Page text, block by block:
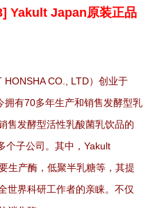
Yakult Japan原装正品
HONSHA CO., LTD）创业于
有70多年生产和销售发酵型乳
售发酵型活性乳酸菌乳饮品的
个子公司。其中，Yakult
生产酶，低聚半乳糖等，其提
世界科研工作者的亲睐。不仅